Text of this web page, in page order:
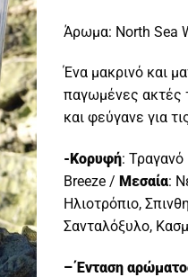
Άρωμα: North Sea
Ένα μακρινό και
παγωμένες ακτές
και φεύγανε για
-Κορυφή:
Breeze / Μεσαία:
Ηλιοτρόπιο,
Σανταλόξυλο,
– Ένταση